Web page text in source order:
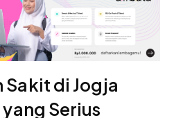
Sakit di Jogja
Serius